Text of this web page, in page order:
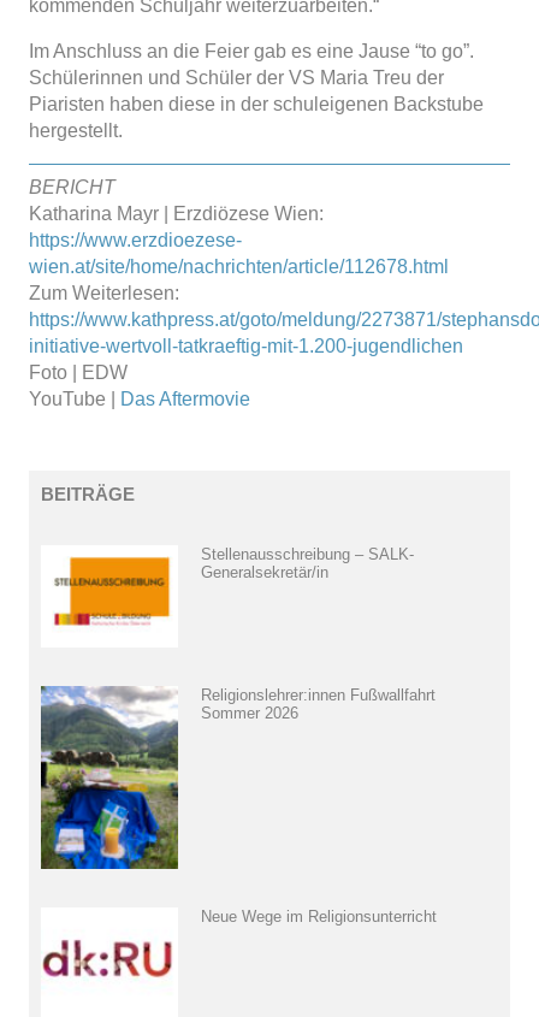
kommenden Schuljahr weiterzuarbeiten.“
Im Anschluss an die Feier gab es eine Jause “to go”.
Schülerinnen und Schüler der VS Maria Treu der
Piaristen haben diese in der schuleigenen Backstube
hergestellt.
BERICHT
Katharina Mayr | Erzdiözese Wien:
https://www.erzdioezese-
wien.at/site/home/nachrichten/article/112678.html
Zum Weiterlesen:
https://www.kathpress.at/goto/meldung/2273871/
initiative-wertvoll-tatkraeftig-mit-1.200-jugendlichen
Foto | EDW
YouTube |
Das Aftermovie
BEITRÄGE
Stellenausschreibung – SALK-
Generalsekretär/in
Religionslehrer:innen Fußwallfahrt
Sommer 2026
Neue Wege im Religionsunterricht